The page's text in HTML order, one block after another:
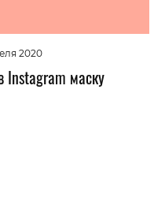
2020
Instagram маску